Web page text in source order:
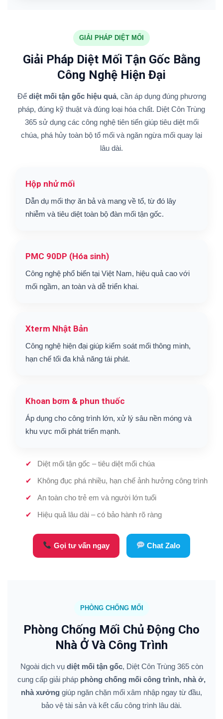
GIẢI PHÁP DIỆT MỐI
Giải Pháp Diệt Mối Tận Gốc Bằng
Công Nghệ Hiện Đại
Để diệt mối tận gốc hiệu quả, cần áp dụng đúng phương
pháp, đúng kỹ thuật và đúng loại hóa chất. Diệt Côn Trùng
365 sử dụng các công nghệ tiên tiến giúp tiêu diệt mối
chúa, phá hủy toàn bộ tổ mối và ngăn ngừa mối quay lại
lâu dài.
Hộp nhử mối
Dẫn dụ mối thợ ăn bả và mang về tổ, từ đó lây
nhiễm và tiêu diệt toàn bộ đàn mối tận gốc.
PMC 90DP (Hóa sinh)
Công nghệ phổ biến tại Việt Nam, hiệu quả cao với
mối ngầm, an toàn và dễ triển khai.
Xterm Nhật Bản
Công nghệ hiện đại giúp kiểm soát mối thông minh,
hạn chế tối đa khả năng tái phát.
Khoan bơm & phun thuốc
Áp dụng cho công trình lớn, xử lý sâu nền móng và
khu vực mối phát triển mạnh.
Diệt mối tận gốc – tiêu diệt mối chúa
Không đục phá nhiều, hạn chế ảnh hưởng công trình
An toàn cho trẻ em và người lớn tuổi
Hiệu quả lâu dài – có bảo hành rõ ràng
Gọi tư vấn ngay Chat Zalo
PHÒNG CHỐNG MỐI
Phòng Chống Mối Chủ Động Cho
Nhà Ở Và Công Trình
Ngoài dịch vụ diệt mối tận gốc, Diệt Côn Trùng 365 còn
cung cấp giải pháp phòng chống mối công trình, nhà ở,
nhà xưởng giúp ngăn chặn mối xâm nhập ngay từ đầu,
bảo vệ tài sản và kết cấu công trình lâu dài.